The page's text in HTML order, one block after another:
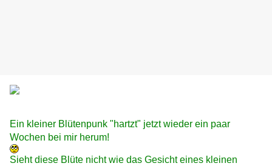
Ein kleiner Blütenpunk "hartzt" jetzt wieder ein paar
Wochen bei mir herum!
Sieht diese Blüte nicht wie das Gesicht eines kleinen